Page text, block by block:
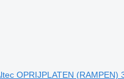
OPRIJPLATEN